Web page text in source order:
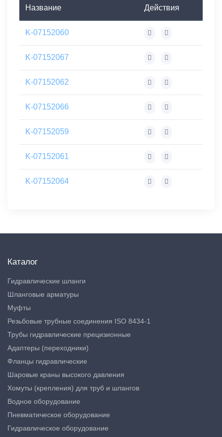
Название Действия
K-07152060
K-07152067
K-07152062
K-07152066
K-07152059
K-07152061
K-07152064
Каталог
Гидравлические шланги
Шланговые арматуры
Муфты
Резьбовые трубные соединения ISO 8434-1
Трубы гидравлические прецизионные
Адаптеры (переходники)
Фланцы гидравлические
Шаровые краны высокого давления
Хомуты (крепления) для труб и шлангов
Водное оборудование
Пневматическое оборудование
Гидравлическое оборудование